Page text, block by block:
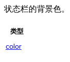
状态栏的背景色。
类型
color